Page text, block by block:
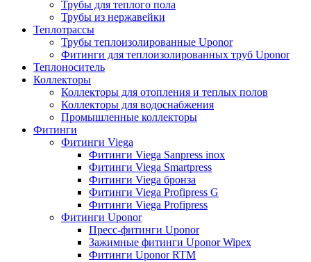
Трубы для теплого пола
Трубы из нержавейки
Теплотрассы
Трубы теплоизолированные Uponor
Фитинги для теплоизолированных труб Uponor
Теплоноситель
Коллекторы
Коллекторы для отопления и теплых полов
Коллекторы для водоснабжения
Промышленные коллекторы
Фитинги
Фитинги Viega
Фитинги Viega Sanpress inox
Фитинги Viega Smartpress
Фитинги Viega бронза
Фитинги Viega Profipress G
Фитинги Viega Profipress
Фитинги Uponor
Пресс-фитинги Uponor
Зажимные фитинги Uponor Wipex
Фитинги Uponor RTM